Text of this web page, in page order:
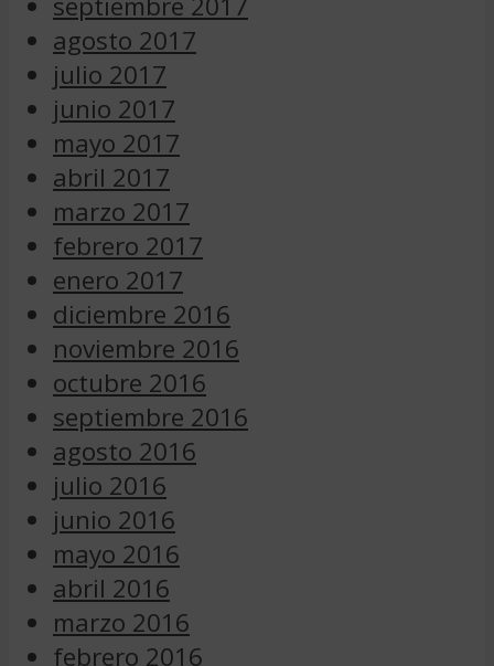
agosto 2017
julio 2017
junio 2017
mayo 2017
abril 2017
marzo 2017
febrero 2017
enero 2017
diciembre 2016
noviembre 2016
octubre 2016
septiembre 2016
agosto 2016
julio 2016
junio 2016
mayo 2016
abril 2016
marzo 2016
febrero 2016